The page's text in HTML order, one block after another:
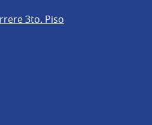
3to. Piso